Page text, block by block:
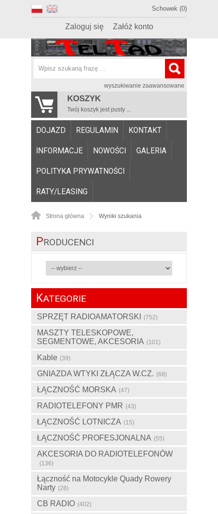
Schowek (0)
Zaloguj się Załóż konto
wyszukiwanie zaawansowane
KOSZYK
Twój koszyk jest pusty ...
DOJAZD REGULAMIN KONTAKT
INFORMACJE NOWOŚCI GALERIA
POLITYKA PRYWATNOŚCI
RATY/LEASING
Strona główna Wyniki szukania
PRODUCENCI
KATEGORIE
SPRZĘT RADIOAMATORSKI (752)
MASZTY TELESKOPOWE,
SEGMENTOWE, AKCESORIA (101)
Kable (39)
GNIAZDA WTYKI ZŁĄCZA W.CZ. (68)
ŁĄCZNOŚĆ MORSKA (47)
RADIOTELEFONY PMR (43)
ŁĄCZNOŚĆ LOTNICZA (15)
ŁĄCZNOŚĆ PROFESJONALNA (55)
AKCESORIA DO RADIOTELEFONÓW
(136)
Łączność na Motocykle Quady Rowery
Narty (28)
CB RADIO (402)